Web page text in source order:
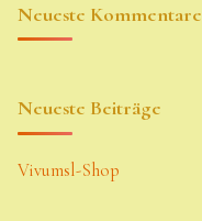
Neueste Kommentare
Neueste Beiträge
Vivumsl-Shop